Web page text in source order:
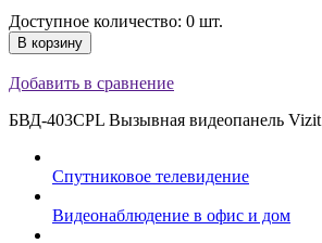
Доступное количество: 0 шт.
В корзину
Добавить в сравнение
БВД-403CPL Вызывная видеопанель Vizit
Спутниковое телевидение
Видеонаблюдение в офис и дом